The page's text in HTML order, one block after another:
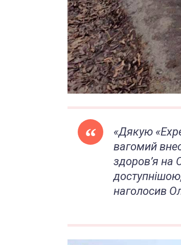
«Дякую
вагомий
здоров’я
наголосив